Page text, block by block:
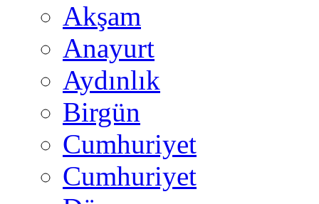
Akşam
Anayurt
Aydınlık
Birgün
Cumhuriyet
Cumhuriyet